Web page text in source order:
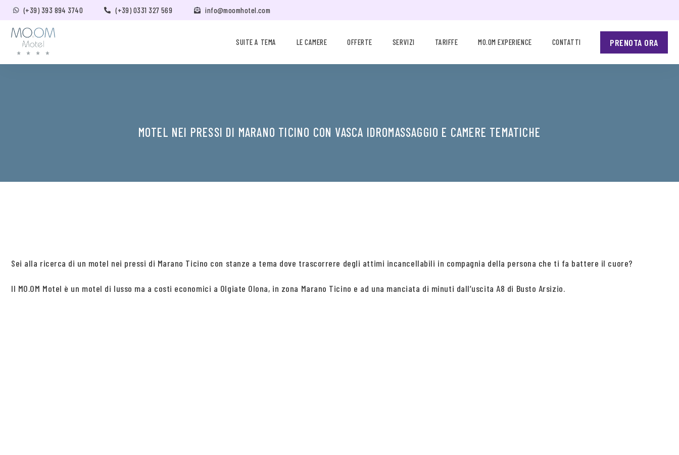
(+39) 393 894 3740 (+39) 0331 327 569 info@moomhotel.com
SUITE A TEMA LE CAMERE OFFERTE SERVIZI TARIFFE MO.OM EXPERIENCE CONTATTI PRENOTA ORA
MOTEL NEI PRESSI DI MARANO TICINO CON VASCA IDROMASSAGGIO E CAMERE TEMATICHE
Sei alla ricerca di un motel nei pressi di Marano Ticino con stanze a tema dove trascorrere degli attimi incancellabili in compagnia della persona che ti fa battere il cuore?
Il MO.OM Motel è un motel di lusso ma a costi economici a Olgiate Olona, in zona Marano Ticino e ad una manciata di minuti dall’uscita A8 di Busto Arsizio.